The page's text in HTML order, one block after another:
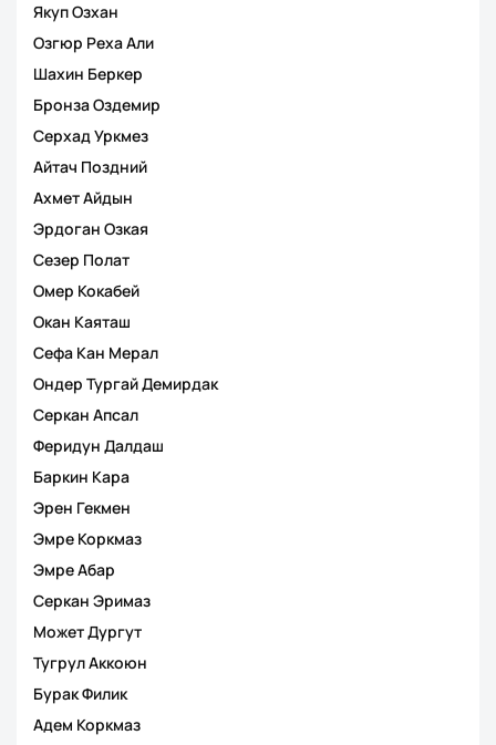
Якуп Озхан
Озгюр Реха Али
Шахин Беркер
Бронза Оздемир
Серхад Уркмез
Айтач Поздний
Ахмет Айдын
Эрдоган Озкая
Сезер Полат
Омер Кокабей
Окан Каяташ
Сефа Кан Мерал
Ондер Тургай Демирдак
Серкан Апсал
Феридун Далдаш
Баркин Кара
Эрен Гекмен
Эмре Коркмаз
Эмре Абар
Серкан Эримаз
Может Дургут
Тугрул Аккоюн
Бурак Филик
Адем Коркмаз